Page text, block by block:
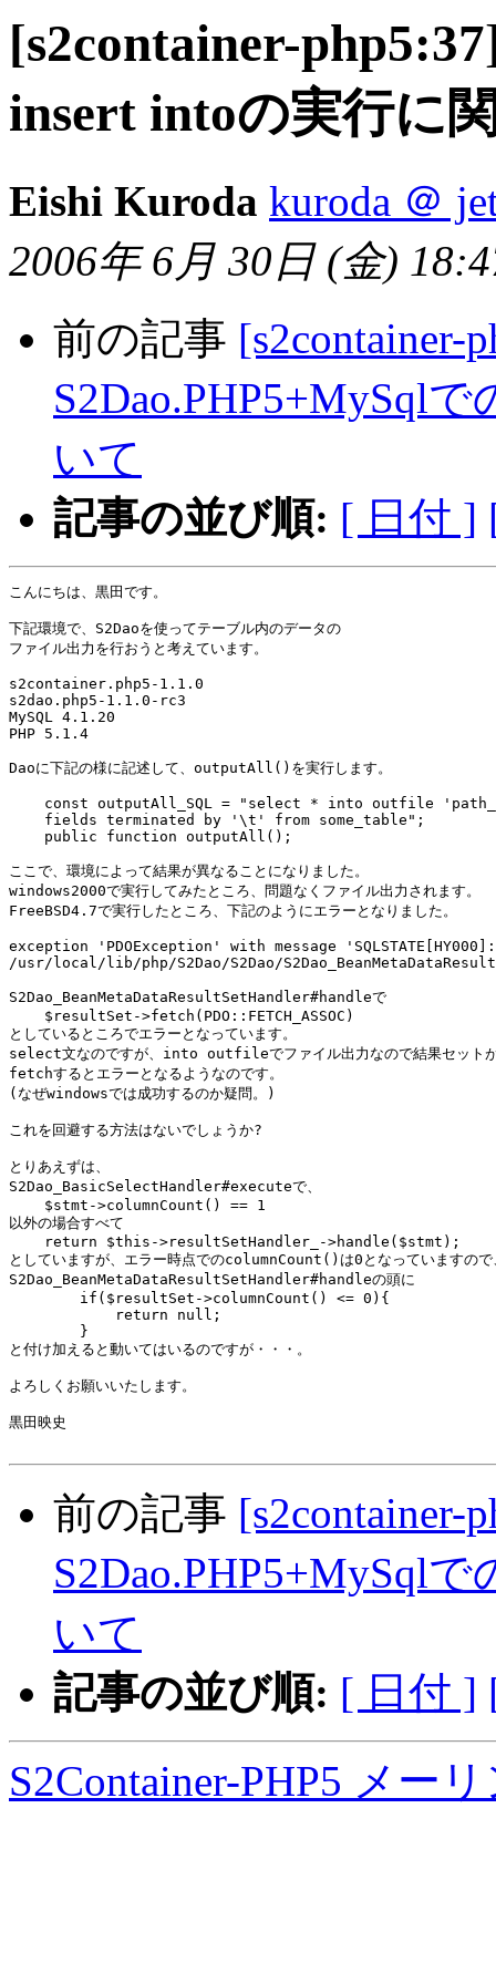
[s2container-
insert intoの実行に
Eishi Kuroda kuroda ＠
2006年 6月 30日 (金)
前の記事 [s2container-
S2Dao.PHP5+MySql
いて
記事の並び順: [ 日付 ]
こんにちは、黒田です。
下記環境で、S2Daoを使ってテーブル内のデータの
ファイル出力を行おうと考えています。
s2container.php5-1.1.0
s2dao.php5-1.1.0-rc3
MySQL 4.1.20
PHP 5.1.4
Daoに下記の様に記述して、outputAll()を実行します。
const outputAll_SQL = "select * into outfile
    fields terminated by '\t' from some_table";
    public function outputAll();
ここで、環境によって結果が異なることになりました。
windows2000で実行してみたところ、問題なくファイル出力されます。
FreeBSD4.7で実行したところ、下記のようにエラーとなりました。
exception 'PDOException' with message
/usr/local/lib/php/S2Dao/S2Dao/
S2Dao_BeanMetaDataResultSetHandler#handleで
    $resultSet->fetch(PDO::FETCH_ASSOC)
としているところでエラーとなっています。
select文なのですが、into outfileでファイル出力なので結果セットが
fetchするとエラーとなるようなのです。
(なぜwindowsでは成功するのか疑問。)
これを回避する方法はないでしょうか?
とりあえずは、
S2Dao_BasicSelectHandler#executeで、
    $stmt->columnCount() == 1
以外の場合すべて
    return $this->resultSetHandler_->handle($stmt);
としていますが、エラー時点でのcolumnCount()は0となっていますので
S2Dao_BeanMetaDataResultSetHandler#handleの頭に
        if($resultSet->columnCount() <= 0){
            return null;
        }
と付け加えると動いてはいるのですが・・・。
よろしくお願いいたします。
黒田映史
前の記事 [s2container-
S2Dao.PHP5+MySql
いて
記事の並び順: [ 日付 ]
S2Container-PHP5 メー